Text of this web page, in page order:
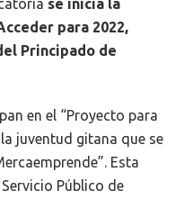
se inicia la
para 2022,
Principado de
en el “Proyecto para
juventud gitana que se
Esta
Público de